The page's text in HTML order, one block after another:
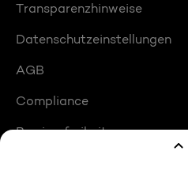
Transparenzhinweise
Datenschutzeinstellungen
AGB
Compliance
Barrierefreiheit